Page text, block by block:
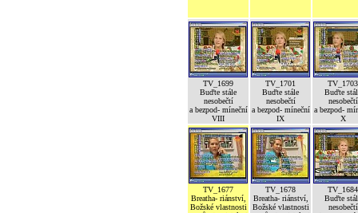
TV_1699
Buďte stále
nesobečtí
a bezpod- míneční
VIII
TV_1701
Buďte stále
nesobečtí
a bezpod- míneční
IX
TV_1703
Buďte
nesobečtí
a bezpod-
X
TV_1677
Breatha- riánství,
Božské vlastnosti
TV_1678
Breatha- riánství,
Božské vlastnosti
TV_1684
Buďte
nesobečtí